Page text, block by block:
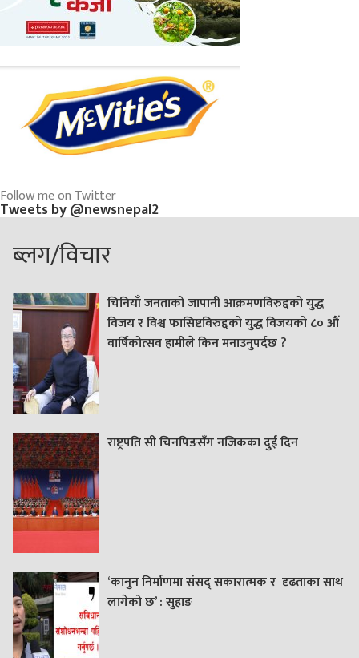
Follow me on Twitter
Tweets by @newsnepal2
ब्लग/विचार
चिनियाँ जनताको जापानी आक्रमणविरुद्दको युद्ध
विजय र विश्व फासिष्टविरुद्दको युद्ध विजयको ८० औं
वार्षिकोत्सव हामीले किन मनाउनुपर्दछ ?
राष्ट्रपति सी चिनपिङसँग नजिकका दुई दिन
‘कानुन निर्माणमा संसद् सकारात्मक र दृढताका साथ
लागेको छ’ : सुहाङ